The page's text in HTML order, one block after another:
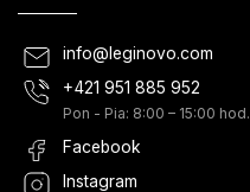
info@ leginovo.com
+421 951 885 952
Pon - Pia: 8:00 – 15:00 hod.
Facebook
Instagram